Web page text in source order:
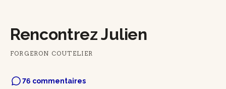
Rencontrez Julien
FORGERON COUTELIER
76 commentaires